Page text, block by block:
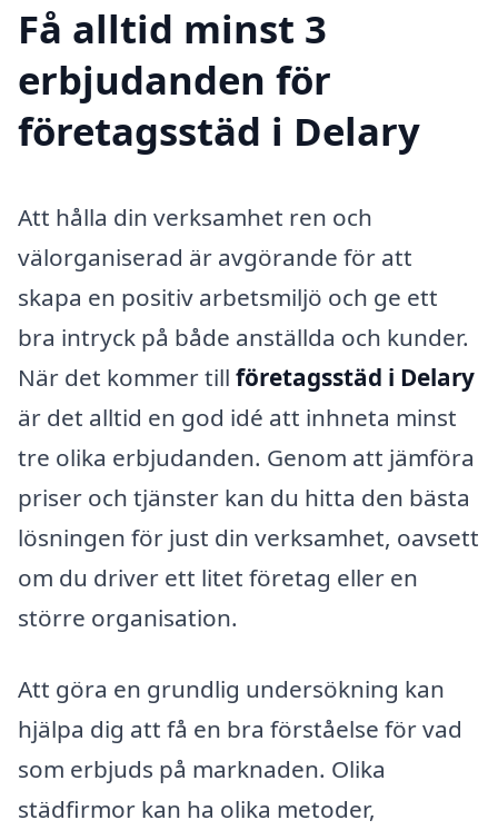
Få alltid minst 3
erbjudanden för
företagsstäd i Delary
Att hålla din verksamhet ren och
välorganiserad är avgörande för att
skapa en positiv arbetsmiljö och ge ett
bra intryck på både anställda och kunder.
När det kommer till företagsstäd i Delary
är det alltid en god idé att inhneta minst
tre olika erbjudanden. Genom att jämföra
priser och tjänster kan du hitta den bästa
lösningen för just din verksamhet, oavsett
om du driver ett litet företag eller en
större organisation.
Att göra en grundlig undersökning kan
hjälpa dig att få en bra förståelse för vad
som erbjuds på marknaden. Olika
städfirmor kan ha olika metoder,